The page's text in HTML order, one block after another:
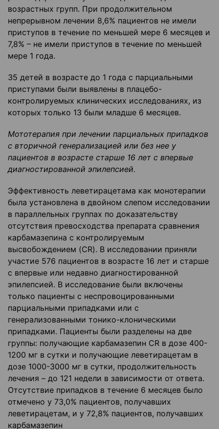
возрастных групп. При продолжительном
непрерывном лечении 8,6% пациентов не имели
приступов в течение по меньшей мере 6 месяцев и
7,8% – не имели приступов в течение по меньшей
мере 1 года.
35 детей в возрасте до 1 года с парциальными
приступами были выявлены в плацебо-
контролируемых клинических исследованиях, из
которых только 13 были младше 6 месяцев.
Мототерапия при лечении парциальных припадков
с вторичной генерализацией или без нее у
пациентов в возрасте старше 16 лет с впервые
диагностированной эпилепсией.
Эффективность леветирацетама как монотерапии
была установлена в двойном слепом исследовании
в параллельных группах по доказательству
отсутствия превосходства препарата сравнения
карбамазепина с контролируемым
высвобождением (CR). В исследовании приняли
участие 576 пациентов в возрасте 16 лет и старше
с впервые или недавно диагностированной
эпилепсией. В исследование были включены
только пациенты с неспровоцированными
парциальными припадками или с
генерализованными тонико-клоническими
припадками. Пациенты были разделены на две
группы: получающие карбамазепин CR в дозе 400-
1200 мг в сутки и получающие леветирацетам в
дозе 1000-3000 мг в сутки, продолжительность
лечения – до 121 недели в зависимости от ответа.
Отсутствие припадков в течение 6 месяцев было
отмечено у 73,0% пациентов, получавших
леветирацетам, и у 72,8% пациентов, получавших
карбамазепин